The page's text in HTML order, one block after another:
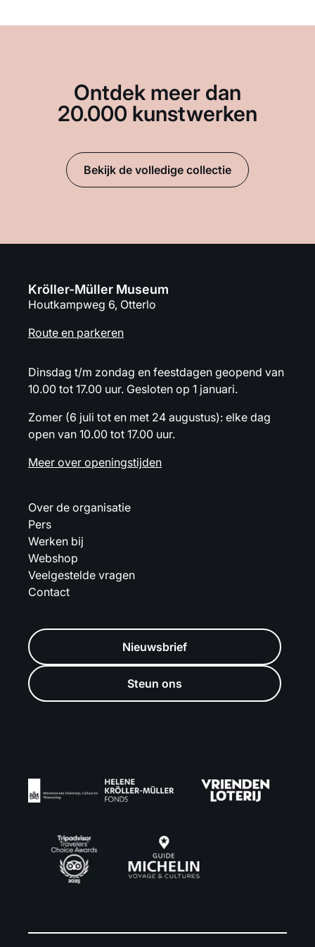
Ontdek meer dan
20.000 kunstwerken
Bekijk de volledige collectie
Kröller-Müller Museum
Houtkampweg 6, Otterlo
Route en parkeren
Dinsdag t/m zondag en feestdagen geopend van
10.00 tot 17.00 uur. Gesloten op 1 januari.
Zomer (6 juli tot en met 24 augustus): elke dag
open van 10.00 tot 17.00 uur.
Meer over openingstijden
Over de organisatie
Pers
Werken bij
Webshop
Veelgestelde vragen
Contact
Nieuwsbrief
Steun ons